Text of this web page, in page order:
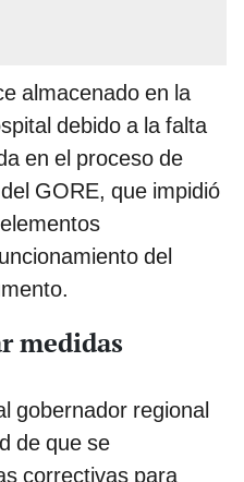
almacenado en la
debido a la falta
en el proceso de
GORE, que impidió
del
medidas
gobernador regional
de que se
correctivas para